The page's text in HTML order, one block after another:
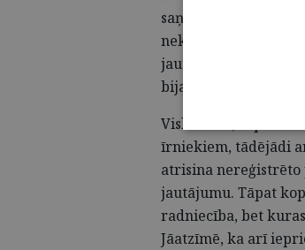
saņēmusi
nekādus jautājumus
jautājumu
bija noteikti iepriekš.
Visbeidzot, 5. panta
īrniekiem, tādējādi
atrisina
jautājumu. Tāpat
radniecība, bet
Jāatzīmē, ka arī